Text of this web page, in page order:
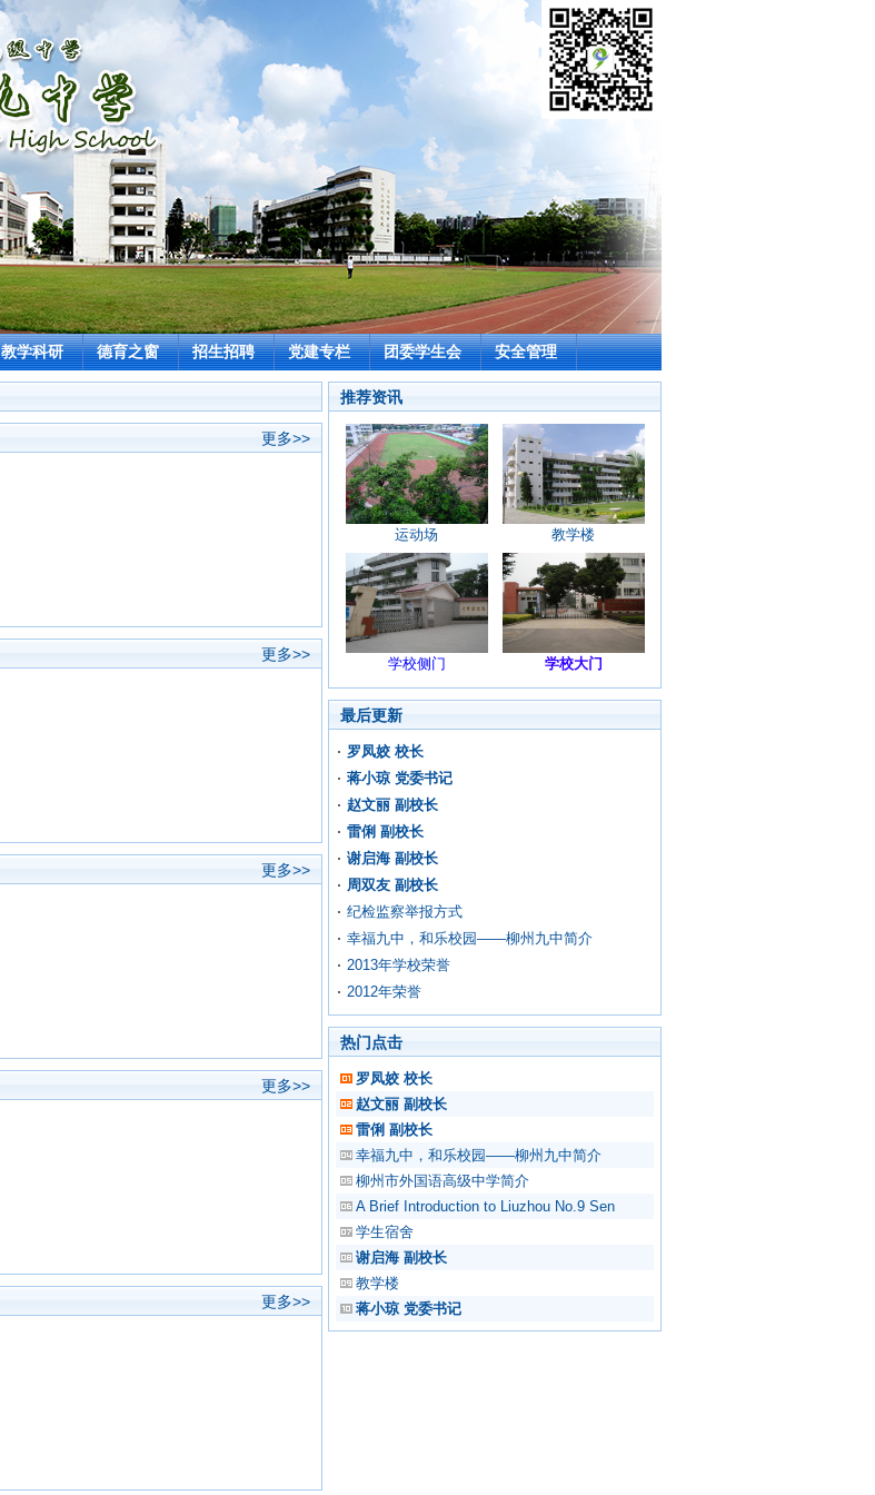
教学科研 德育之窗 招生招聘 党建专栏 团委学生会 安全管理
更多>>
更多>>
更多>>
更多>>
更多>>
推荐资讯
运动场 教学楼
学校侧门 学校大门
最后更新
罗凤姣 校长
蒋小琼 党委书记
赵文丽 副校长
雷俐 副校长
谢启海 副校长
周双友 副校长
纪检监察举报方式
幸福九中，和乐校园——柳州九中简介
2013年学校荣誉
2012年荣誉
热门点击
罗凤姣 校长
赵文丽 副校长
雷俐 副校长
幸福九中，和乐校园——柳州九中简介
柳州市外国语高级中学简介
A Brief Introduction to Liuzhou No.9 Sen
学生宿舍
谢启海 副校长
教学楼
蒋小琼 党委书记